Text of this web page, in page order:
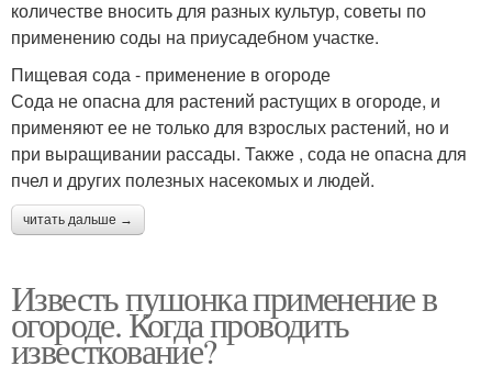
количестве вносить для разных культур, советы по
применению соды на приусадебном участке.
Пищевая сода - применение в огороде
Сода не опасна для растений растущих в огороде, и
применяют ее не только для взрослых растений, но и
при выращивании рассады. Также , сода не опасна для
пчел и других полезных насекомых и людей.
читать дальше →
Известь пушонка применение в
огороде. Когда проводить
известкование?